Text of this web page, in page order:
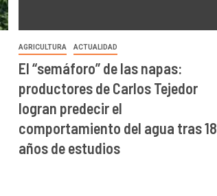
AGRICULTURA ACTUALIDAD
El “semáforo” de las napas:
productores de Carlos Tejedor
logran predecir el
comportamiento del agua tras 18
años de estudios